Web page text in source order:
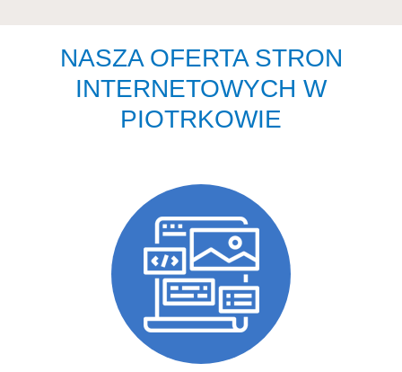
NASZA OFERTA STRON
INTERNETOWYCH W
PIOTRKOWIE